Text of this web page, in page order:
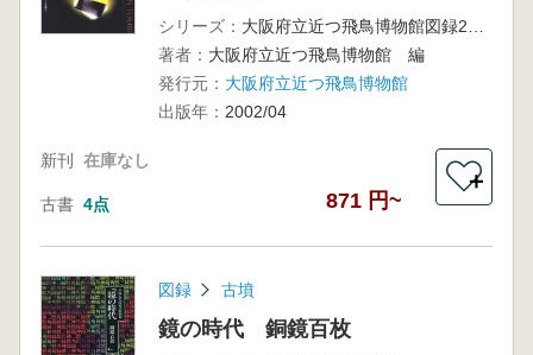
シリーズ：
著者： 大阪府立近つ飛鳥博物館 編
発行元： 大阪府立近つ飛鳥博物館
出版年： 2002/04
新刊 在庫なし
古書 4点 871 円~
＋
図録 古墳
鏡の時代 銅鏡百枚